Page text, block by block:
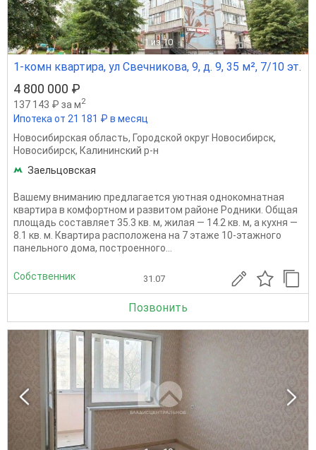
1 из 10
1-комн квартира, ул Свечникова, 9, д. 9, 35 м², 7/10 эт.
4 800 000 ₽
137 143 ₽ за м2
Ипотека от 21 181 ₽ в месяц
Новосибирская область, Городской округ Новосибирск,
Новосибирск, Калининский р-н
Заельцовская
Вашему вниманию предлагается уютная однокомнатная
квартира в комфортном и развитом районе Родники. Общая
площадь составляет 35.3 кв. м, жилая — 14.2 кв. м, а кухня —
8.1 кв. м. Квартира расположена на 7 этаже 10-этажного
панельного дома, построенного...
Собственник 31.07
Позвонить